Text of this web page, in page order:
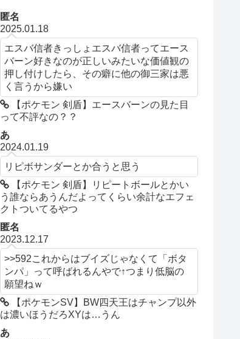
匿名
2025.01.18
エスバ信者きっしょエスバ信者ってエース
バーン好きなのが正しいみたいな価値観の
押し付けしたら、その癖に他の御三家は悪
く言うから嫌い
【ポケモン 剣盾】エースバーンの見た目
って不評なの？？
あ
2024.01.19
リピボサンダーとか合うと思う
【ポケモン 剣盾】リピートボールとかい
う誰ならあうんだよってくらい余計なエフェ
クトついてるやつ
匿名
2023.12.17
>>592これからはブイズじゃなくて「ボタ
ンパ」って呼ばれるんやで↑つまり低脳の
願望ねｗ
【ポケモンSV】BW四天王はチャンプ以外
は濃いほうだろXYは…うん
あ